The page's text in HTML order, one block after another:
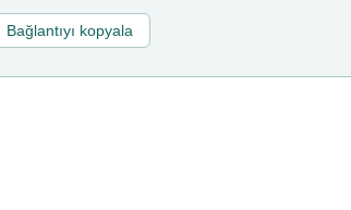
Bağlantıyı kopyala